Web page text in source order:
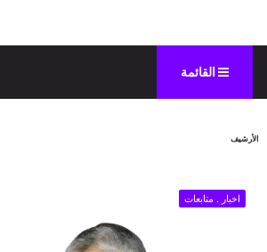
القائمة
الأرشيف
اخبار . متابعات